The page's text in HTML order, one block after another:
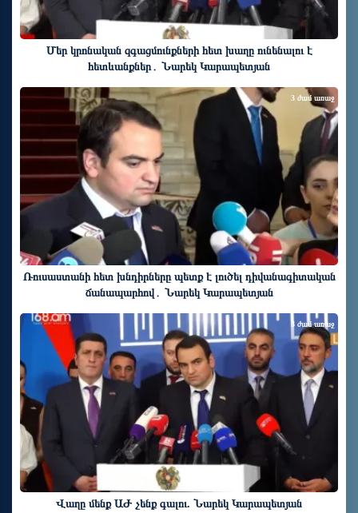
Մեր կրոնական զգացմունքների հետ խաղը ունենալու է
հետևանքներ․ Նարեկ Կարապետյան
Ռուսաստանի հետ խնդիրները պետք է լուծել դիվանագիտական
ճանապարհով․ Նարեկ Կարապետյան
3 ժամ առաջ
Վաղը մենք ԱԺ չենք գալու. Նարեկ Կարապետյան
3 ժամ առաջ